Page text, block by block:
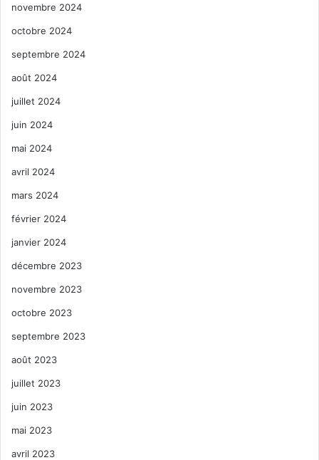
novembre 2024
octobre 2024
septembre 2024
août 2024
juillet 2024
juin 2024
mai 2024
avril 2024
mars 2024
février 2024
janvier 2024
décembre 2023
novembre 2023
octobre 2023
septembre 2023
août 2023
juillet 2023
juin 2023
mai 2023
avril 2023